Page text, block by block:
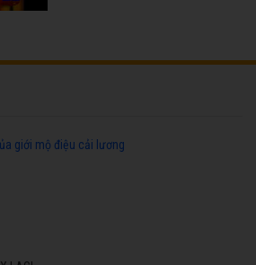
giới mộ điệu cải lương